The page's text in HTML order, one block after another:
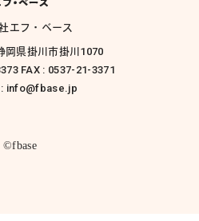
エフ・ベース
岡県掛川市掛川1070
FAX : 0537-21-3371
: info@fbase.jp
©fbase